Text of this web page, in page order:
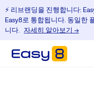
⚡️ 리브랜딩을 진행합니다:
Easy8로 통합됩니다. 동일한
니다.
자세히 알아보기 →